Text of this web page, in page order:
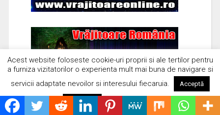
Acest website foloseste cookie-uri proprii si ale tertilor pentru
a furniza vizitatorilor o experienta mult mai buna de navigare si
servicii adaptate nevoilor si interesului fiecaruia.
Acceptă
Respinge Citește mai mult